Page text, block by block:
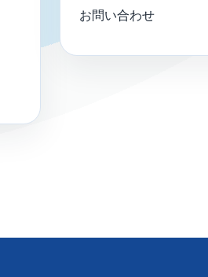
お問い合わせ